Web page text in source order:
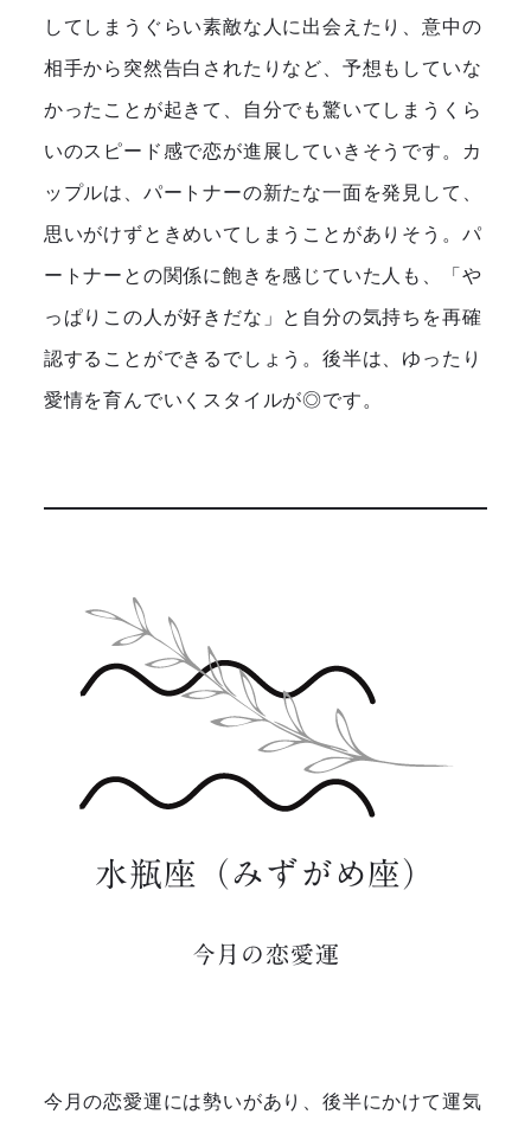
してしまうぐらい素敵な人に出会えたり、意中の
相手から突然告白されたりなど、予想もしていな
かったことが起きて、自分でも驚いてしまうくら
いのスピード感で恋が進展していきそうです。カ
ップルは、パートナーの新たな一面を発見して、
思いがけずときめいてしまうことがありそう。パ
ートナーとの関係に飽きを感じていた人も、「や
っぱりこの人が好きだな」と自分の気持ちを再確
認することができるでしょう。後半は、ゆったり
愛情を育んでいくスタイルが◎です。
水瓶座（みずがめ座）
今月の恋愛運
今月の恋愛運には勢いがあり、後半にかけて運気